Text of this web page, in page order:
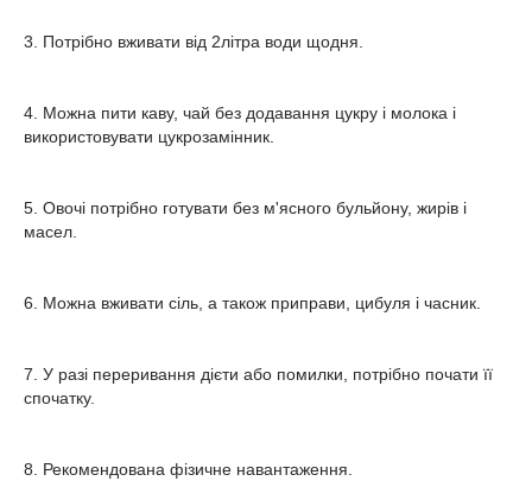
3. Потрібно вживати від 2літра води щодня.
4. Можна пити каву, чай без додавання цукру і молока і
використовувати цукрозамінник.
5. Овочі потрібно готувати без м'ясного бульйону, жирів і
масел.
6. Можна вживати сіль, а також приправи, цибуля і часник.
7. У разі переривання дієти або помилки, потрібно почати її
спочатку.
8. Рекомендована фізичне навантаження.